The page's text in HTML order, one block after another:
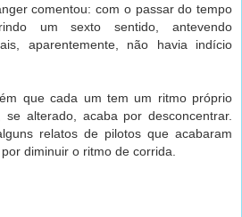
comentou: com o passar do tempo
um sexto sentido, antevendo
aparentemente, não havia indício
que cada um tem um ritmo próprio
alterado, acaba por desconcentrar.
relatos de pilotos que acabaram
diminuir o ritmo de corrida.